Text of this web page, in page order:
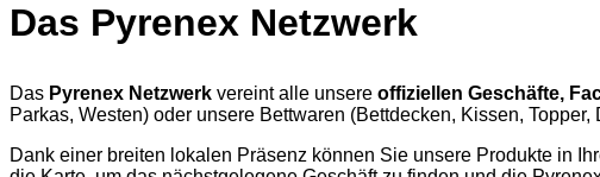
Das Pyrenex Netzwerk
Das Pyrenex Netzwerk vereint alle unsere offiziellen Geschäfte,
Parkas, Westen) oder unsere Bettwaren (Bettdecken, Kissen,
Dank einer breiten lokalen Präsenz können Sie unsere Produkte in